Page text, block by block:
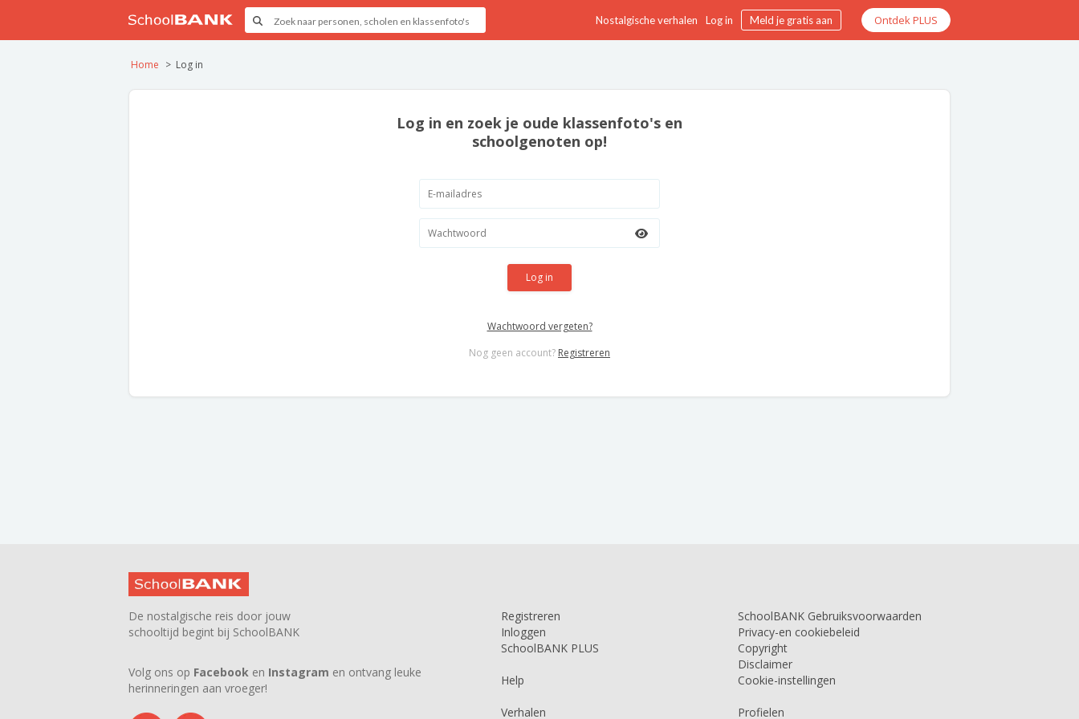
Nostalgische verhalen Log in Meld je gratis aan Ontdek PLUS
Home Log in
Log in en zoek je oude klassenfoto's en
schoolgenoten op!
Log in
Wachtwoord vergeten?
Nog geen account? Registreren
De nostalgische reis door jouw
schooltijd begint bij SchoolBANK
Volg ons op Facebook en Instagram en ontvang leuke
herinneringen aan vroeger!
Registreren
Inloggen
SchoolBANK PLUS
Help
Verhalen
SchoolBANK Gebruiksvoorwaarden
Privacy-en cookiebeleid
Copyright
Disclaimer
Cookie-instellingen
Profielen